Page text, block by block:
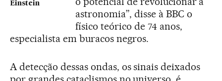
Einstein
astronomia”, disse à BBC o
físico teórico de 74 anos,
especialista em buracos negros.
A detecção dessas ondas, os sinais deixados